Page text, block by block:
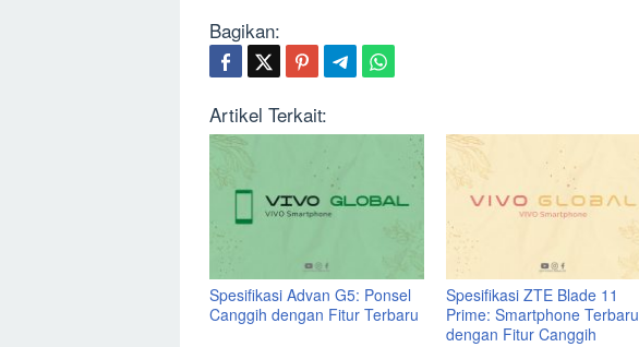
Bagikan:
Artikel Terkait:
Spesifikasi Advan G5: Ponsel
Canggih dengan Fitur Terbaru
Spesifikasi ZTE Blade 11
Prime: Smartphone Terbaru
dengan Fitur Canggih